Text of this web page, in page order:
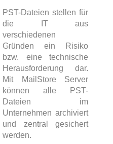
PST-Dateien stellen für
die IT aus
verschiedenen
Gründen ein Risiko
bzw. eine technische
Herausforderung dar.
Mit MailStore Server
können alle PST-
Dateien im
Unternehmen archiviert
und zentral gesichert
werden.